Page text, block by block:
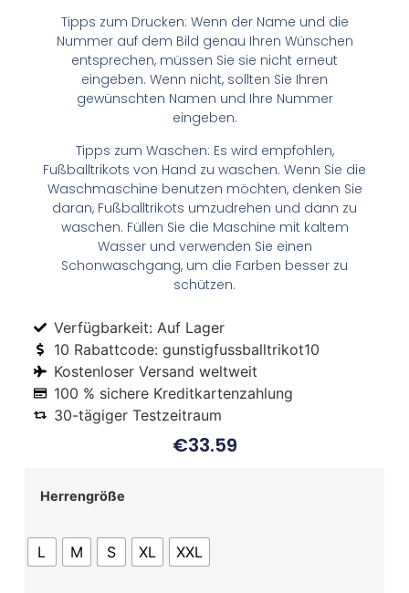
Tipps zum Drucken: Wenn der Name und die
Nummer auf dem Bild genau Ihren Wünschen
entsprechen, müssen Sie sie nicht erneut
eingeben. Wenn nicht, sollten Sie Ihren
gewünschten Namen und Ihre Nummer
eingeben.
Tipps zum Waschen: Es wird empfohlen,
Fußballtrikots von Hand zu waschen. Wenn Sie die
Waschmaschine benutzen möchten, denken Sie
daran, Fußballtrikots umzudrehen und dann zu
waschen. Füllen Sie die Maschine mit kaltem
Wasser und verwenden Sie einen
Schonwaschgang, um die Farben besser zu
schützen.
Verfügbarkeit: Auf Lager
10 Rabattcode: gunstigfussballtrikot10
Kostenloser Versand weltweit
100 % sichere Kreditkartenzahlung
30-tägiger Testzeitraum
€33.59
Herrengröße
L M S XL XXL